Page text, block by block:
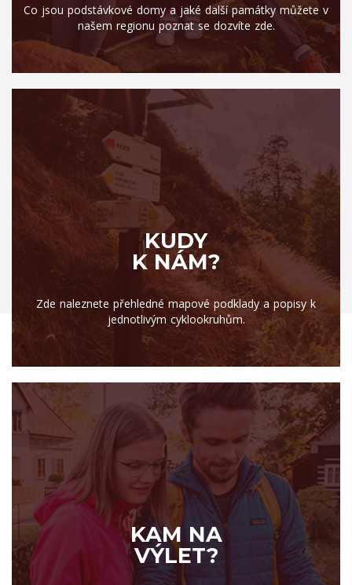
Co jsou podstávkové domy a jaké další památky můžete v
našem regionu poznat se dozvíte zde.
KUDY
K NÁM?
Zde naleznete přehledné mapové podklady a popisy k
jednotlivým cyklookruhům.
KAM NA
VÝLET?